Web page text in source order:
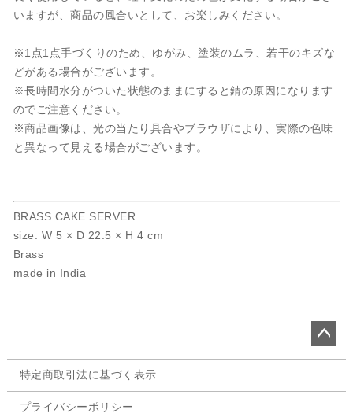
いますが、商品の風合いとして、お楽しみください。
※1点1点手づくりのため、ゆがみ、塗装のムラ、若干のキズな
どがある場合がございます。
※長時間水分がついた状態のままにすると錆の原因になります
のでご注意ください。
※商品画像は、光の当たり具合やブラウザにより、実際の色味
と異なって見える場合がございます。
BRASS CAKE SERVER
size: W 5 × D 22.5 × H 4 cm
Brass
made in India
ペー
ップ
特定商取引法に基づく表示
プライバシーポリシー